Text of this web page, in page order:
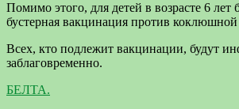
Помимо этого, для детей в возрасте 6 лет
бустерная вакцинация против
Всех, кто подлежит вакцинации, будут
заблаговременно.
БЕЛТА.